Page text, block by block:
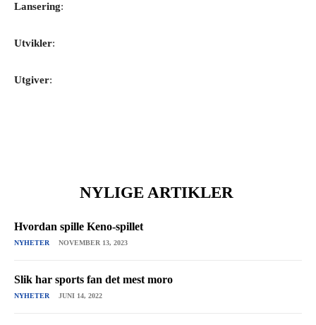
Lansering:
Utvikler:
Utgiver:
NYLIGE ARTIKLER
Hvordan spille Keno-spillet
NYHETER NOVEMBER 13, 2023
Slik har sports fan det mest moro
NYHETER JUNI 14, 2022